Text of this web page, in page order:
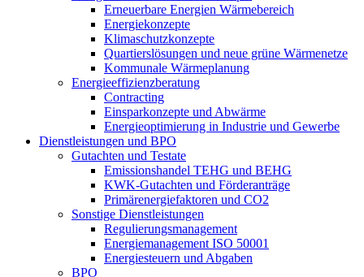
Erneuerbare Energien Wärmebereich
Energiekonzepte
Klimaschutzkonzepte
Quartierslösungen und neue grüne Wärmenetze
Kommunale Wärmeplanung
Energieeffizienzberatung
Contracting
Einsparkonzepte und Abwärme
Energieoptimierung in Industrie und Gewerbe
Dienstleistungen und BPO
Gutachten und Testate
Emissionshandel TEHG und BEHG
KWK-Gutachten und Förderanträge
Primärenergiefaktoren und CO2
Sonstige Dienstleistungen
Regulierungsmanagement
Energiemanagement ISO 50001
Energiesteuern und Abgaben
BPO